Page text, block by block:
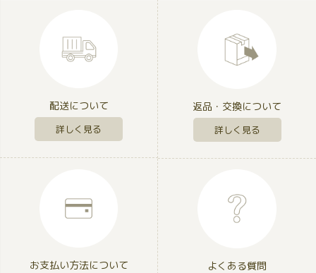
配送について
詳しく見る
返品・交換について
詳しく見る
お支払い方法について よくある質問